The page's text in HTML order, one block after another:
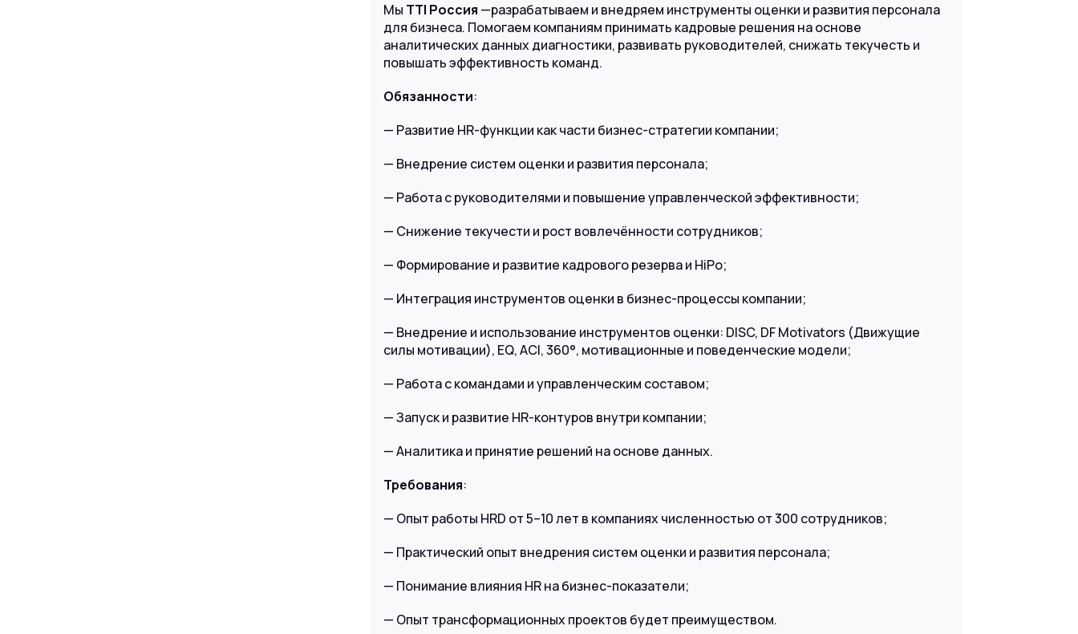
Мы ТTI Россия —разрабатываем и внедряем инструменты оценки и развития персонала
для бизнеса. Помогаем компаниям принимать кадровые решения на основе
аналитических данных диагностики, развивать руководителей, снижать текучесть и
повышать эффективность команд.
Обязанности:
— Развитие HR-функции как части бизнес-стратегии компании;
— Внедрение систем оценки и развития персонала;
— Работа с руководителями и повышение управленческой эффективности;
— Снижение текучести и рост вовлечённости сотрудников;
— Формирование и развитие кадрового резерва и HiPo;
— Интеграция инструментов оценки в бизнес-процессы компании;
— Внедрение и использование инструментов оценки: DISC, DF Motivators (Движущие
силы мотивации), EQ, ACI, 360°, мотивационные и поведенческие модели;
— Работа с командами и управленческим составом;
— Запуск и развитие HR-контуров внутри компании;
— Аналитика и принятие решений на основе данных.
Требования:
— Опыт работы HRD от 5–10 лет в компаниях численностью от 300 сотрудников;
— Практический опыт внедрения систем оценки и развития персонала;
— Понимание влияния HR на бизнес-показатели;
— Опыт трансформационных проектов будет преимуществом.